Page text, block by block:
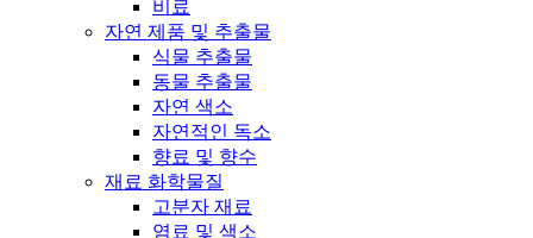
비료
자연 제품 및 추출물
식물 추출물
동물 추출물
자연 색소
자연적인 독소
향료 및 향수
재료 화학물질
고분자 재료
염료 및 색소